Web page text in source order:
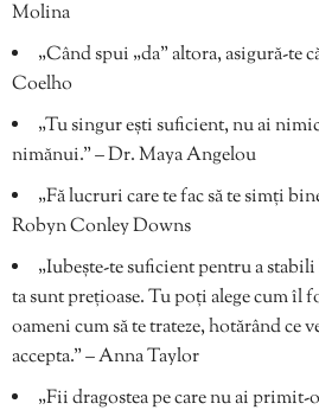
Molina
„Când spui „da” altora, asigură-te
Coelho
„Tu singur ești suficient, nu ai
nimănui.” – Dr. Maya Angelou
„Fă lucruri care te fac să te simți
Robyn Conley Downs
„Iubește-te suficient pentru a
ta sunt prețioase. Tu poți alege cum îl
oameni cum să te trateze, hotărând ce
accepta.” – Anna Taylor
„Fii dragostea pe care nu ai primit-